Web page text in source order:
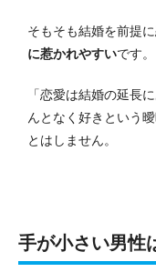
そもそも結婚を前提
に惹かれやすいです。
「恋愛は結婚の延長
んとなく好きという
とはしません。
手が小さい男性